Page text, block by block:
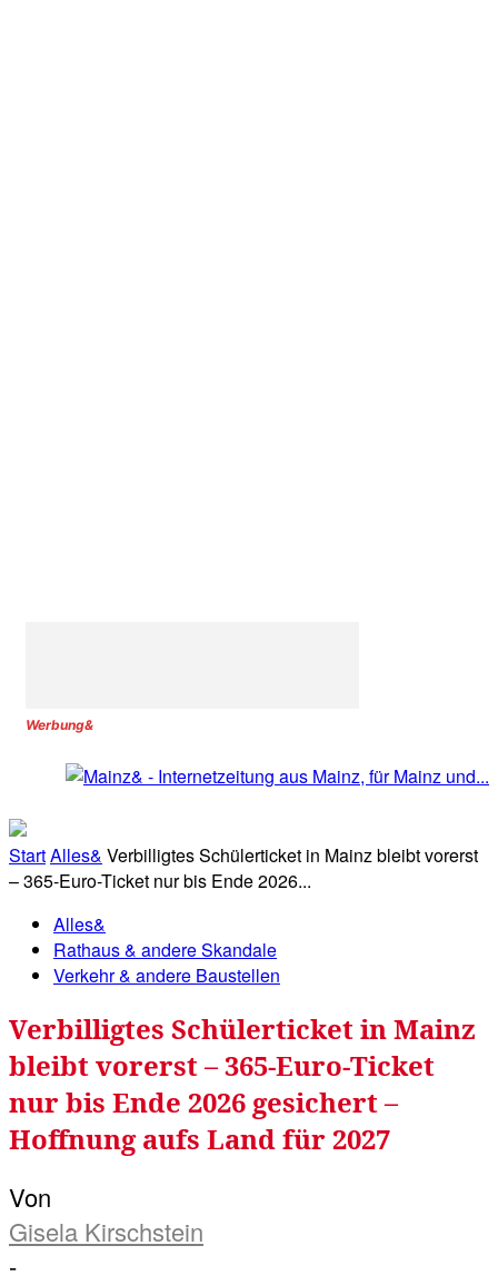
Werbung&
StartAlles& Verbilligtes Schülerticket in Mainz bleibt vorerst
– 365-Euro-Ticket nur bis Ende 2026...
Alles&
Rathaus & andere Skandale
Verkehr & andere Baustellen
Verbilligtes Schülerticket in Mainz
bleibt vorerst – 365-Euro-Ticket
nur bis Ende 2026 gesichert –
Hoffnung aufs Land für 2027
Von
Gisela Kirschstein
-